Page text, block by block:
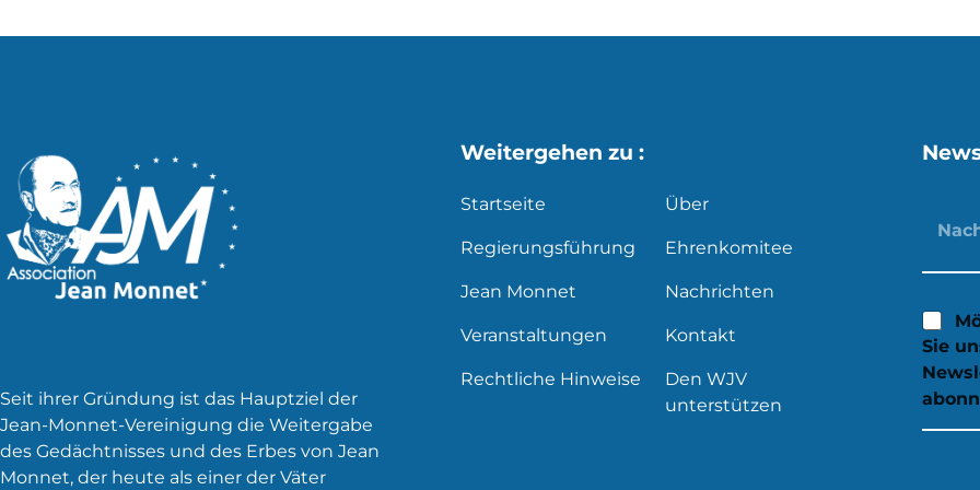
Seit ihrer Gründung ist das Hauptziel der
Jean-Monnet-Vereinigung die Weitergabe
des Gedächtnisses und des Erbes von Jean
Monnet, der heute als einer der Väter
Weitergehen zu :
Startseite Über
Regierungsführung Ehrenkomitee
Jean Monnet Nachrichten
Veranstaltungen Kontakt
Rechtliche Hinweise
Den WJV
unterstützen
Sie